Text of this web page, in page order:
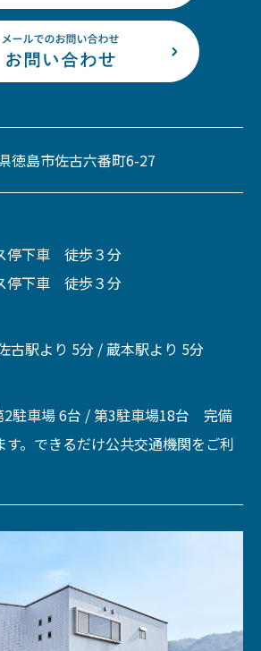
徳島市佐古六番町6-27
停下車 徒歩３分
停下車 徒歩３分
古駅より 5分 / 蔵本駅より 5分
2駐車場 6台 / 第3駐車場18台 完備
。できるだけ公共交通機関をご利